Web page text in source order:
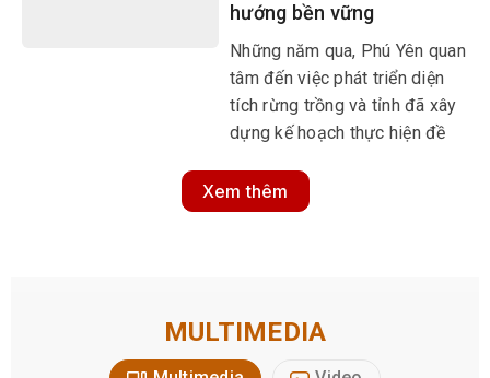
hướng bền vững
Những năm qua, Phú Yên quan
tâm đến việc phát triển diện
tích rừng trồng và tỉnh đã xây
dựng kế hoạch thực hiện đề
nghiệp theo hướng nâng cao
giá trị gia tăng, phát triển bền
Xem thêm
MULTIMEDIA